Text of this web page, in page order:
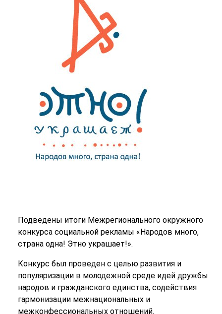
Подведены итоги Межрегионального окружного
конкурса социальной рекламы «Народов много,
страна одна! Этно украшает!».
Конкурс был проведен с целью развития и
популяризации в молодежной среде идей дружбы
народов и гражданского единства, содействия
гармонизации межнациональных и
межконфессиональных отношений.